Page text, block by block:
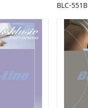
BLC-551B